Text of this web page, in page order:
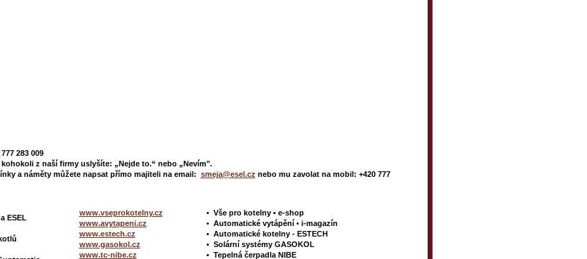
283 009
z naší firmy uslyšíte: „Nejde to.“ nebo „Nevím".
a náměty můžete napsat přímo majiteli na email: smeja@esel.cz nebo mu zavolat na mobil: +420 777
ESEL
www.vseprokotelny.cz
www.avytapeni.cz
www.estech.cz
www.gasokol.cz
www.tc-nibe.cz
• Vše pro kotelny •e-shop
• Automatické vytápění •i-magazín
• Automatické kotelny - ESTECH
• Solární systémy GASOKOL
• Tepelná čerpadla NIBE